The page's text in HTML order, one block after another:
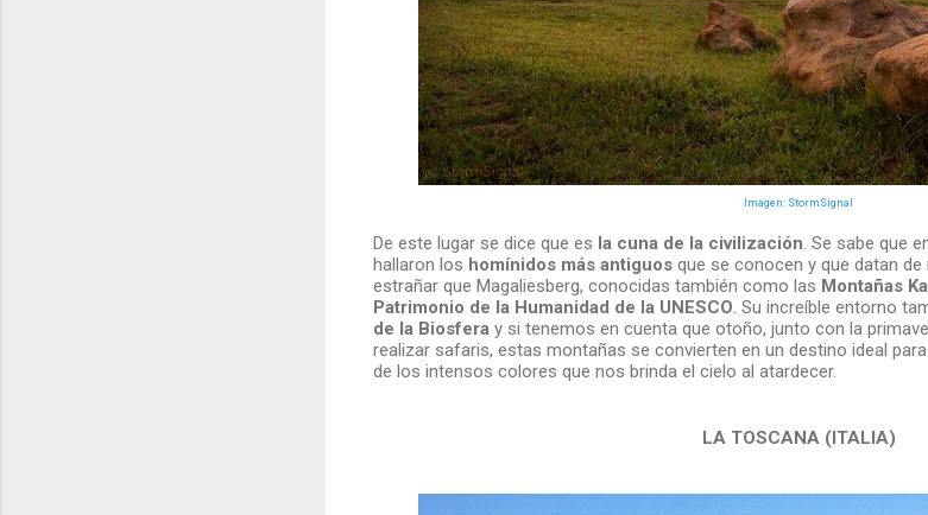
Imagen: StormSignal
De este lugar se dice que es la cuna de la civilización. Se sabe que
hallaron los homínidos más antiguosque se conocen y que datan de
estrañar que Magaliesberg, conocidas también como las Montañas
Patrimonio de la Humanidad de la UNESCO. Su increíble entorno
de la Biosferay si tenemos en cuenta que otoño, junto con la
realizar safaris, estas montañas se convierten en un destino ideal
de los intensos colores que nos brinda el cielo al atardecer.
LA TOSCANA (ITALIA)